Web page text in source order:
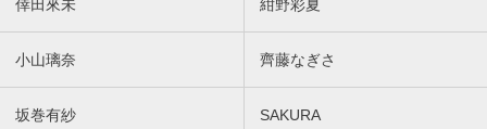
倖田來未 紺野彩夏
小山璃奈 齊藤なぎさ
坂巻有紗 SAKURA